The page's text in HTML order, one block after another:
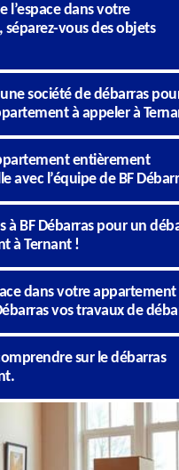
l’espace dans votre
vous des objets
une société de débarras
à appeler à
entièrement
avec l’équipe de BF
à BF Débarras pour un
à Ternant !
dans votre appartement
vos travaux de
sur le débarras